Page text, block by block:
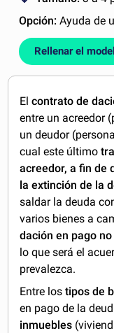
MI CUENTA
Opción:Ayuda de
Rellenar el
Elcontrato de
entre un acreedor
un deudor
cual este último
acreedor, a fin de
la extinción de la
saldar la deuda
varios bienes a
dación en pago
lo que será el
prevalezca.
Entre lostipos de
en pago de la
inmuebles